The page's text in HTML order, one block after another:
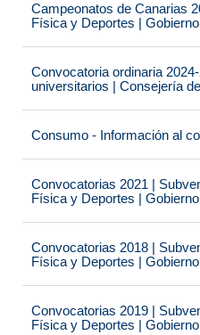
Campeonatos de Canarias
Física y Deportes |
Convocatoria ordinaria
universitarios | Consejería
Consumo - Información al
Convocatorias 2021 |
Física y Deportes |
Convocatorias 2018 |
Física y Deportes |
Convocatorias 2019 |
Física y Deportes |